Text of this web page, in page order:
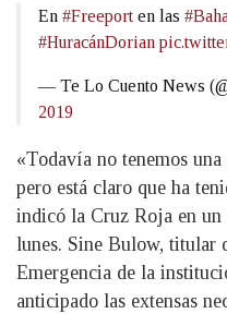
En #Freeport en las
#HuracánDorian
— Te Lo Cuento News
2019
«Todavía no tenemos
pero está claro que ha
indicó la Cruz Roja en
lunes. Sine Bulow, titular
Emergencia de la
anticipado las extensas